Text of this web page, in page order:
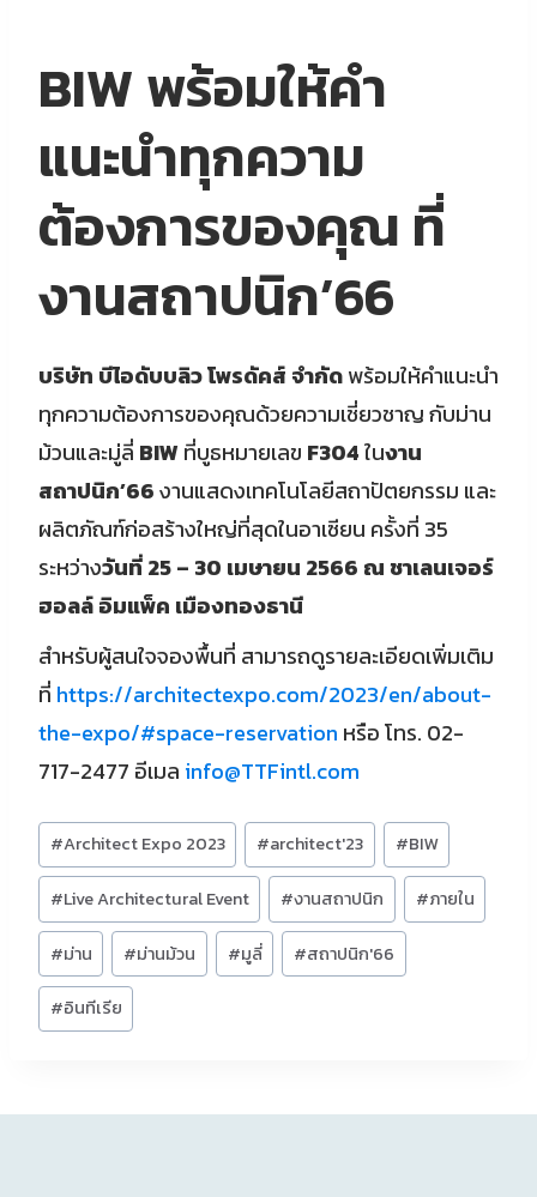
BIW พร้อมให้คำ
แนะนำทุกความ
ต้องการของคุณ ที่
งานสถาปนิก’66
บริษัท บีไอดับบลิว โพรดัคส์ จำกัดพร้อมให้คำแนะนำ
ทุกความต้องการของคุณด้วยความเชี่ยวชาญ กับม่าน
ม้วนและมู่ลี่ BIWที่บูธหมายเลข F304ในงาน
สถาปนิก’66งานแสดงเทคโนโลยีสถาปัตยกรรม และ
ผลิตภัณฑ์ก่อสร้างใหญ่ที่สุดในอาเซียน ครั้งที่ 35
ระหว่างวันที่ 25 – 30 เมษายน 2566 ณ ชาเลนเจอร์
ฮอลล์ อิมแพ็ค เมืองทองธานี
สำหรับผู้สนใจจองพื้นที่ สามารถดูรายละเอียดเพิ่มเติม
ที่ https://architectexpo.com/2023/en/about-
the-expo/#space-reservation หรือ โทร. 02-
717-2477 อีเมล info@TTFintl.com
Post
Tags:
#Architect Expo 2023 #architect'23 #BIW
#Live Architectural Event #งานสถาปนิก #ภายใน
#ม่าน #ม่านม้วน #มูลี่ #สถาปนิก'66
#อินทีเรีย